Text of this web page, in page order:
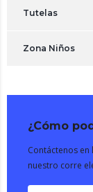
Tutelas
Zona Niños
¿Cómo
Contáctenos
nuestro corre